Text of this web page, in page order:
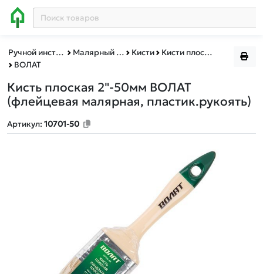
Ручной инструмент Малярный инструмент Кисти
Кисти плоские
ВОЛАТ
Кисть плоская 2"-50мм ВОЛАТ
(флейцевая малярная, пластик.рукоять)
Артикул: 10701-50